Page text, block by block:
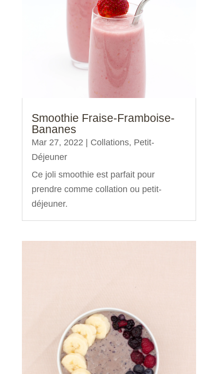
Smoothie Fraise-Framboise-
Bananes
Mar 27, 2022 | Collations, Petit-
Déjeuner
Ce joli smoothie est parfait pour
prendre comme collation ou petit-
déjeuner.